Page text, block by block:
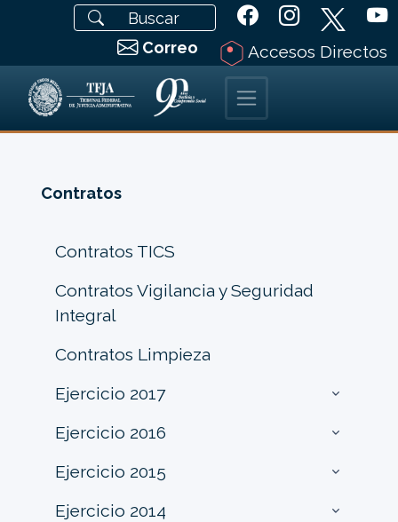
Correo Accesos Directos
Contratos
Contratos TICS
Contratos Vigilancia y Seguridad
Integral
Contratos Limpieza
Ejercicio 2017
Ejercicio 2016
Ejercicio 2015
Ejercicio 2014